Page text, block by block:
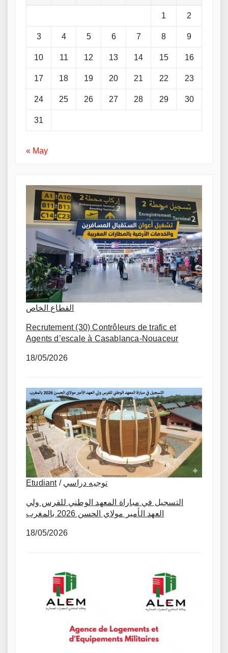
1 2
3 4 5 6 7 8 9
10 11 12 13 14 15 16
17 18 19 20 21 22 23
24 25 26 27 28 29 30
31
« May
القطاع الخاص
Recrutement (30) Contrôleurs de trafic et
Agents d’escale à Casablanca-Nouaceur
18/05/2026
Etudiant/ توجيه دراسي
التسجيل في مباراة المعهد الوطني للفرس ولي
العهد الأمير مولاي الحسن 2026 بالمغرب
18/05/2026